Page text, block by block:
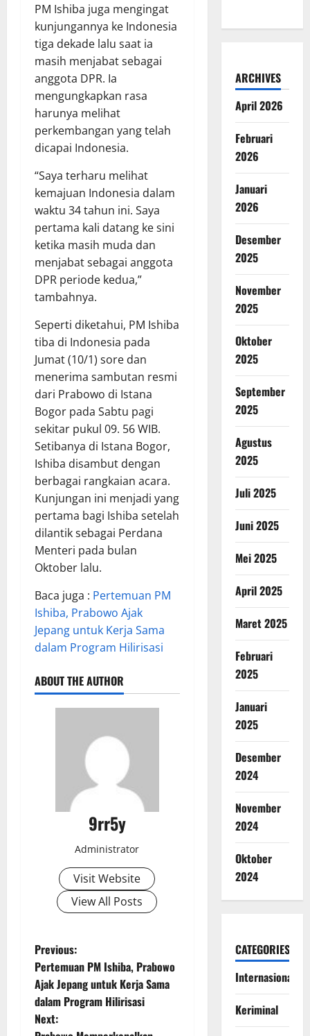
PM Ishiba juga mengingat
kunjungannya ke Indonesia
tiga dekade lalu saat ia
masih menjabat sebagai
anggota DPR. Ia
mengungkapkan rasa
harunya melihat
perkembangan yang telah
dicapai Indonesia.
“Saya terharu melihat
kemajuan Indonesia dalam
waktu 34 tahun ini. Saya
pertama kali datang ke sini
ketika masih muda dan
menjabat sebagai anggota
DPR periode kedua,”
tambahnya.
Seperti diketahui, PM Ishiba
tiba di Indonesia pada
Jumat (10/1) sore dan
menerima sambutan resmi
dari Prabowo di Istana
Bogor pada Sabtu pagi
sekitar pukul 09. 56 WIB.
Setibanya di Istana Bogor,
Ishiba disambut dengan
berbagai rangkaian acara.
Kunjungan ini menjadi yang
pertama bagi Ishiba setelah
dilantik sebagai Perdana
Menteri pada bulan
Oktober lalu.
Baca juga : Pertemuan PM
Ishiba, Prabowo Ajak
Jepang untuk Kerja Sama
dalam Program Hilirisasi
ABOUT THE AUTHOR
9rr5y
Administrator
Visit Website
View All Posts
P
o
s
Previous:
Pertemuan PM Ishiba, Prabowo
Ajak Jepang untuk Kerja Sama
dalam Program Hilirisasi
Next:
ARCHIVES
April 2026
Februari
2026
Januari
2026
Desember
2025
November
2025
Oktober
2025
September
2025
Agustus
2025
Juli 2025
Juni 2025
Mei 2025
April 2025
Maret 2025
Februari
2025
Januari
2025
Desember
2024
November
2024
Oktober
2024
CATEGORIES
Internasional
Keriminal